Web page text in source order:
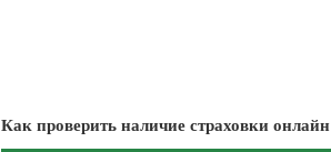
Как проверить наличие страховки онлайн